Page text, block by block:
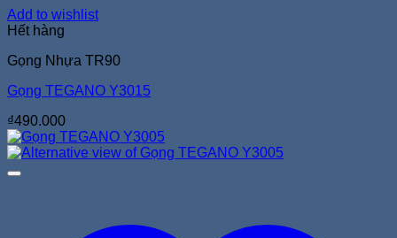
Add to wishlist
Hết hàng
Gọng Nhựa TR90
Gọng TEGANO Y3015
₫490.000